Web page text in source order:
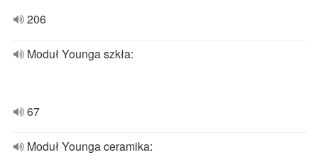
206
Moduł Younga szkła:
67
Moduł Younga ceramika: